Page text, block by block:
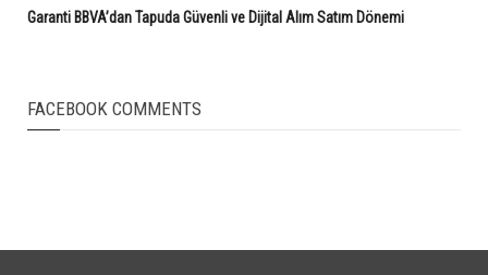
Garanti BBVA’dan Tapuda Güvenli ve Dijital Alım Satım Dönemi
FACEBOOK COMMENTS